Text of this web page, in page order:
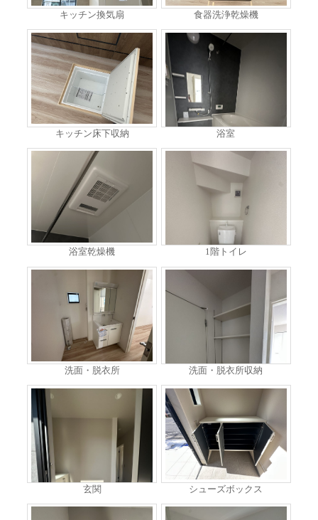
キッチン換気扇 食器洗浄乾燥機
キッチン床下収納 浴室
浴室乾燥機 1階トイレ
洗面・脱衣所 洗面・脱衣所収納
玄関 シューズボックス